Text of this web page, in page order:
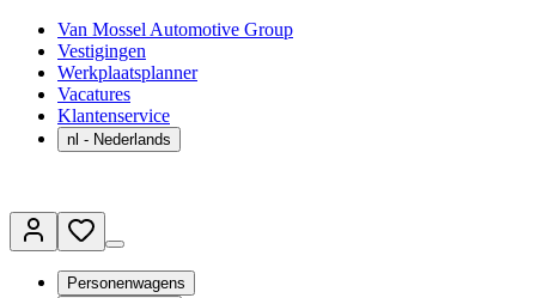
Van Mossel Automotive Group
Vestigingen
Werkplaatsplanner
Vacatures
Klantenservice
nl - Nederlands
Personenwagens